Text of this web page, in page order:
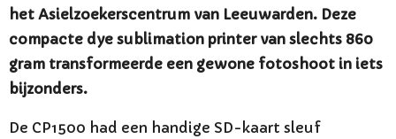
het Asielzoekerscentrum van Leeuwarden. Deze
compacte dye sublimation printer van slechts 860
gram transformeerde een gewone fotoshoot in iets
bijzonders.
De CP1500 had een handige SD-kaart sleuf